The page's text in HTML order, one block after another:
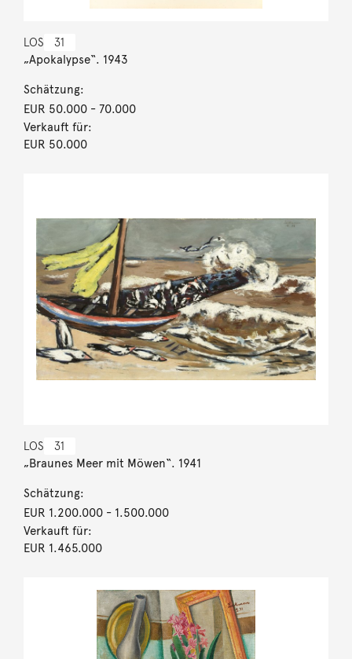
LOS 31
„Apokalypse“. 1943
Schätzung:
EUR 50.000- 70.000
Verkauft für:
EUR 50.000
LOS 31
„Braunes Meer mit Möwen“. 1941
Schätzung:
EUR 1.200.000- 1.500.000
Verkauft für:
EUR 1.465.000